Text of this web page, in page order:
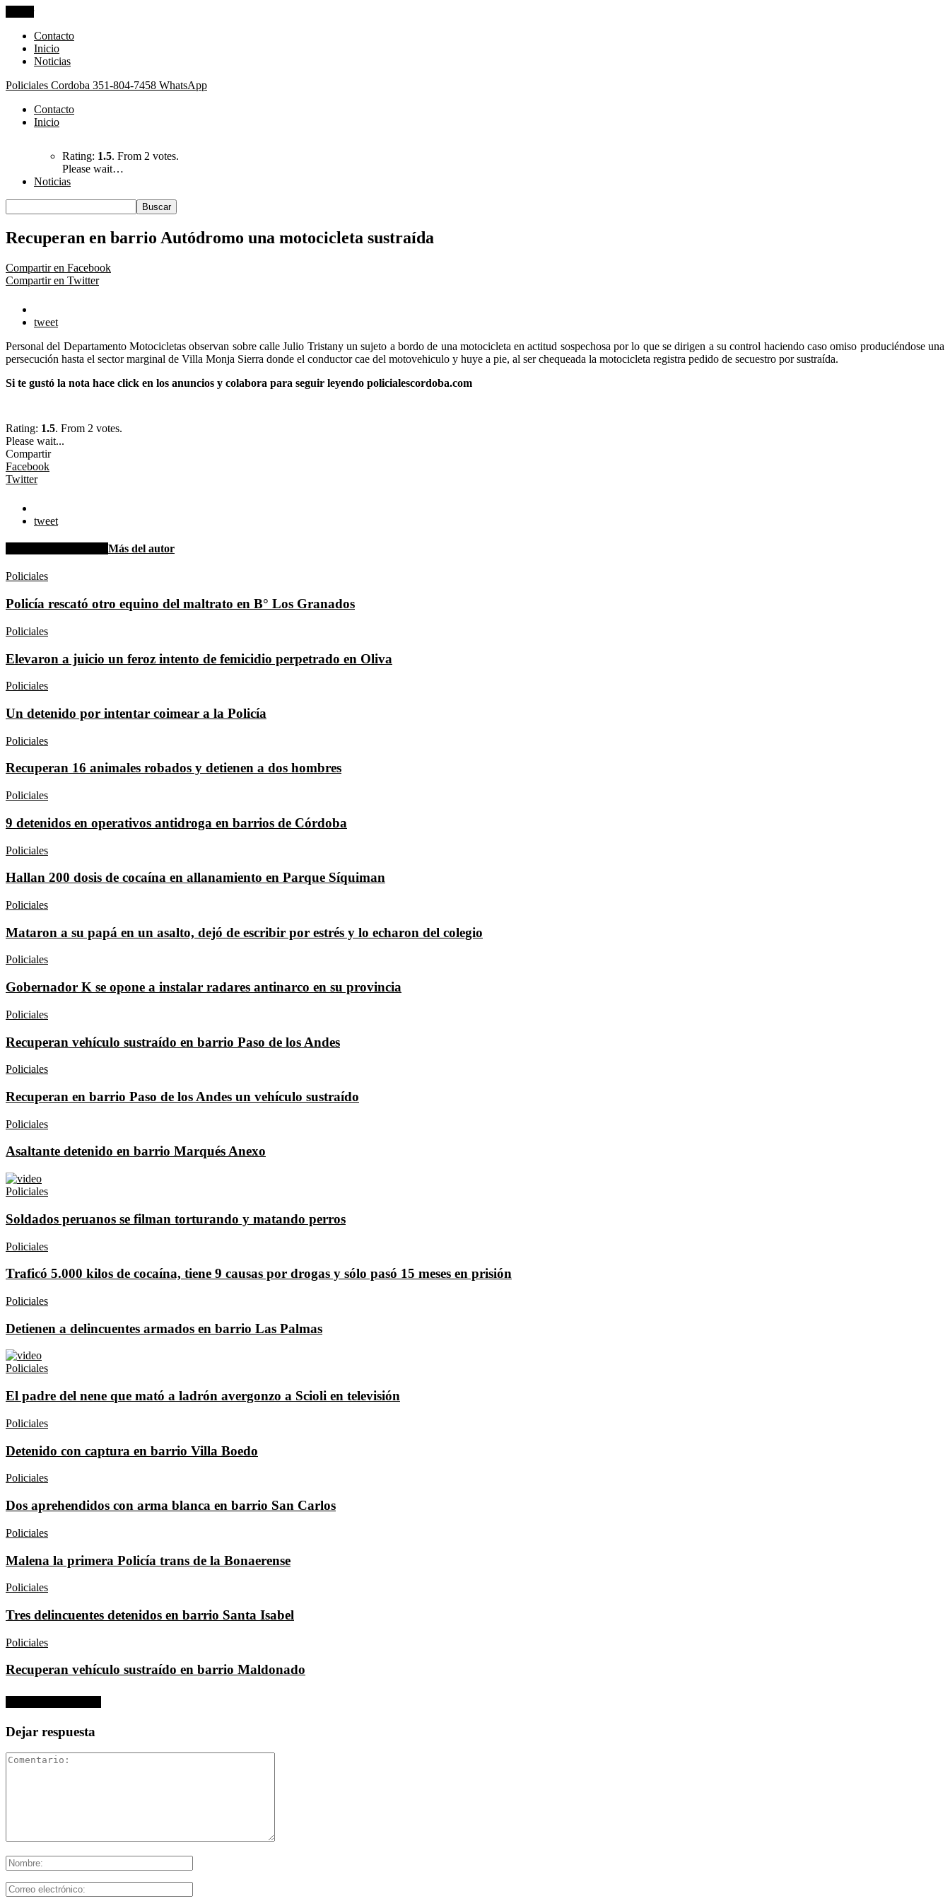
Contacto
Inicio
Noticias
Policiales Cordoba 351-804-7458 WhatsApp
Contacto
Inicio
Rating: 1.5. From 2 votes.
Please wait…
Noticias
Recuperan en barrio Autódromo una motocicleta sustraída
Compartir en Facebook
Compartir en Twitter
tweet
Personal del Departamento Motocicletas observan sobre calle Julio Tristany un sujeto a bordo de una motocicleta en actitud sospechosa por lo que se dirigen a su control haciendo caso omiso produciéndose una
persecución hasta el sector marginal de Villa Monja Sierra donde el conductor cae del motovehiculo y huye a pie, al ser chequeada la motocicleta registra pedido de secuestro por sustraída.
Si te gustó la nota hace click en los anuncios y colabora para seguir leyendo policialescordoba.com
Rating: 1.5. From 2 votes.
Please wait...
Compartir
Facebook
Twitter
tweet
Más del autor
Policiales
Policía rescató otro equino del maltrato en B° Los Granados
Policiales
Elevaron a juicio un feroz intento de femicidio perpetrado en Oliva
Policiales
Un detenido por intentar coimear a la Policía
Policiales
Recuperan 16 animales robados y detienen a dos hombres
Policiales
9 detenidos en operativos antidroga en barrios de Córdoba
Policiales
Hallan 200 dosis de cocaína en allanamiento en Parque Síquiman
Policiales
Mataron a su papá en un asalto, dejó de escribir por estrés y lo echaron del colegio
Policiales
Gobernador K se opone a instalar radares antinarco en su provincia
Policiales
Recuperan vehículo sustraído en barrio Paso de los Andes
Policiales
Recuperan en barrio Paso de los Andes un vehículo sustraído
Policiales
Asaltante detenido en barrio Marqués Anexo
Policiales
Soldados peruanos se filman torturando y matando perros
Policiales
Traficó 5.000 kilos de cocaína, tiene 9 causas por drogas y sólo pasó 15 meses en prisión
Policiales
Detienen a delincuentes armados en barrio Las Palmas
Policiales
El padre del nene que mató a ladrón avergonzo a Scioli en televisión
Policiales
Detenido con captura en barrio Villa Boedo
Policiales
Dos aprehendidos con arma blanca en barrio San Carlos
Policiales
Malena la primera Policía trans de la Bonaerense
Policiales
Tres delincuentes detenidos en barrio Santa Isabel
Policiales
Recuperan vehículo sustraído en barrio Maldonado
Dejar respuesta